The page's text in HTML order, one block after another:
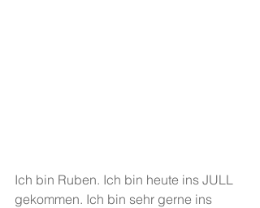
Ich bin Ruben. Ich bin heute ins JULL
gekommen. Ich bin sehr gerne ins